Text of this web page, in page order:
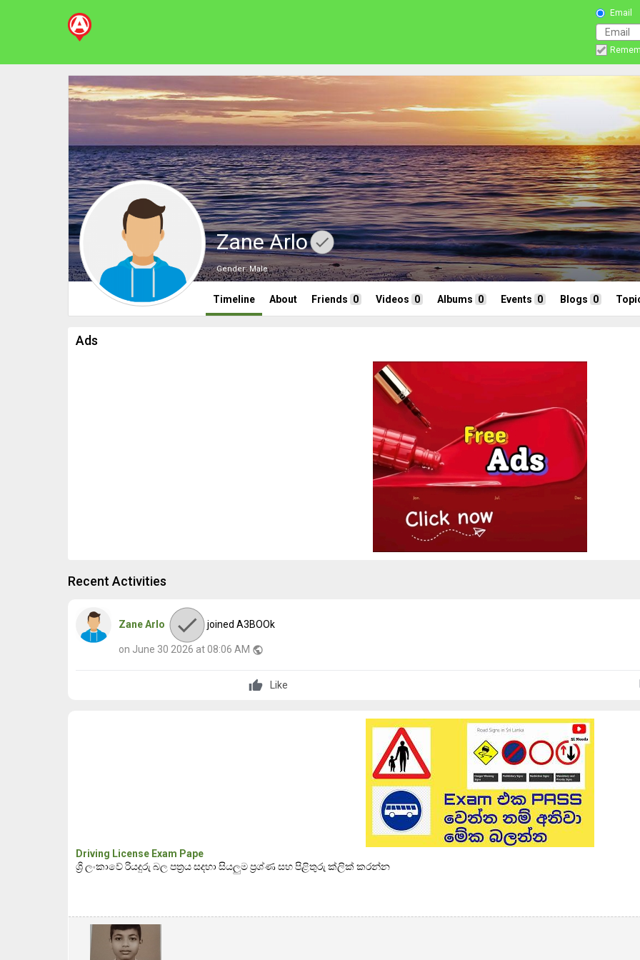
Email
Zane Arlo
Gender:Male
Timeline About Friends 0 Videos 0 Albums 0 Events 0 Blogs 0
Ads
Recent Activities
Zane Arlo joined A3BOOk
on June 30 2026 at 08:06 AM public
Like
Driving License Exam Pape
ශ්‍රි ලංකාවේ රියදුරු බල පත්‍රය සදහා සියලුම ප්‍රශ්ණ සහ පිළිතුරු ක්ලික් කරන්න